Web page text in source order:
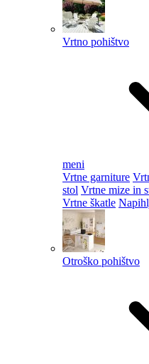
Vrtno pohištvo
meni
Vrtne garniture
stol Vrtne mize in
Vrtne škatle
Otroško pohištvo